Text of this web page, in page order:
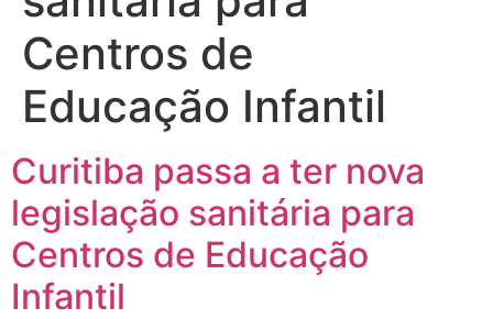
Centros de
Educação Infantil
Curitiba passa a ter nova
legislação sanitária para
Centros de Educação
Infantil